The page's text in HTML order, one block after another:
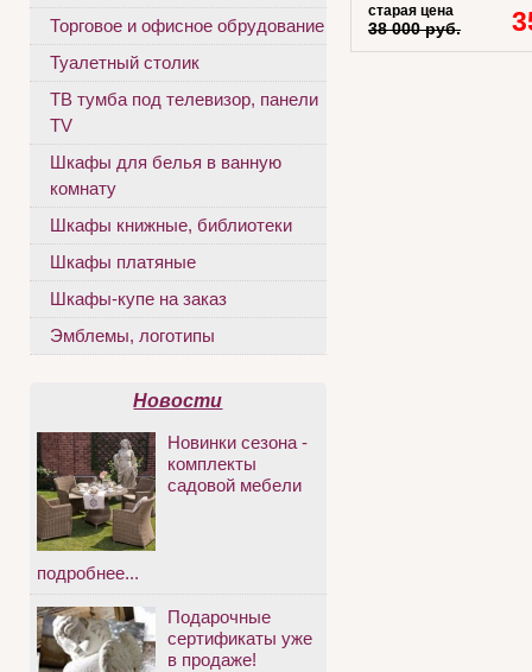
старая цена
38 000 руб.
Торговое и офисное обрудование
Туалетный столик
ТВ тумба под телевизор, панели
TV
Шкафы для белья в ванную
комнату
Шкафы книжные, библиотеки
Шкафы платяные
Шкафы-купе на заказ
Эмблемы, логотипы
Новости
Новинки сезона -
комплекты
садовой мебели
подробнее...
Подарочные
сертификаты уже
в продаже!